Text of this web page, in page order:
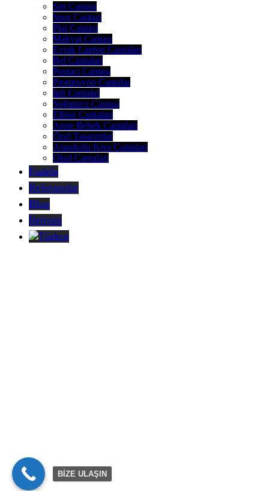
Sırt Çantası
Spor Çantası
Plaj Çantası
Makyaj Çantası
Evrak Laptop Çantaları
Bel Çantaları
Postacı Çantası
Promosyon Çantalar
İpli Çantalar
Soğutucu Çantası
Elbise Çantaları
Anne Bebek Çantaları
Özel Tasarımlar
Anaokulu Kreş Çantaları
Okul Çantaları
Fudela
Referanslar
Blog
İletişim
Türkçe
BİZE ULAŞIN